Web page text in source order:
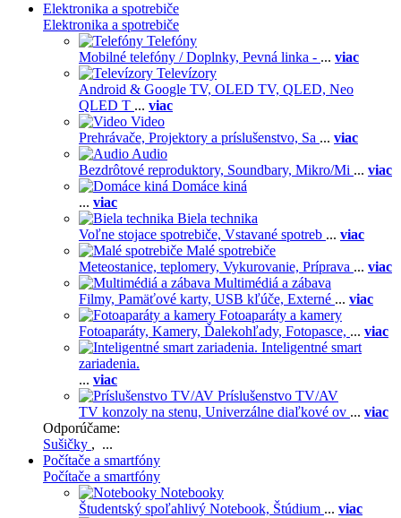
Elektronika a spotrebiče
Elektronika a spotrebiče
Telefóny
Mobilné telefóny / Doplnky, Pevná linka - ... viac
Televízory
Android & Google TV, OLED TV, QLED, Neo
QLED T ... viac
Video
Prehrávače, Projektory a príslušenstvo, Sa ... viac
Audio
Bezdrôtové reproduktory, Soundbary, Mikro/Mi ... viac
Domáce kiná
... viac
Biela technika
Voľne stojace spotrebiče, Vstavané spotreb ... viac
Malé spotrebiče
Meteostanice, teplomery, Vykurovanie, Príprava ... viac
Multimédiá a zábava
Filmy, Pamäťové karty, USB kľúče, Externé ... viac
Fotoaparáty a kamery
Fotoaparáty, Kamery, Ďalekohľady, Fotopasce, ... viac
Inteligentné smart
zariadenia.
... viac
Príslušenstvo TV/AV
TV konzoly na stenu, Univerzálne diaľkové ov ... viac
Odporúčame:
Sušičky , ...
Počítače a smartfóny
Počítače a smartfóny
Notebooky
Študentský spoľahlivý Notebook, Štúdium ... viac